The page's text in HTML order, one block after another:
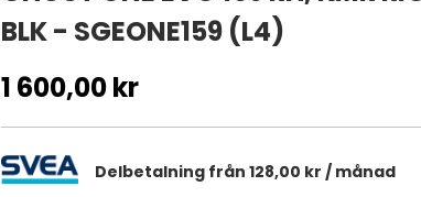
BLK - SGEONE159 (L4)
1 600,00 kr
Delbetalning från 128,00 kr / månad